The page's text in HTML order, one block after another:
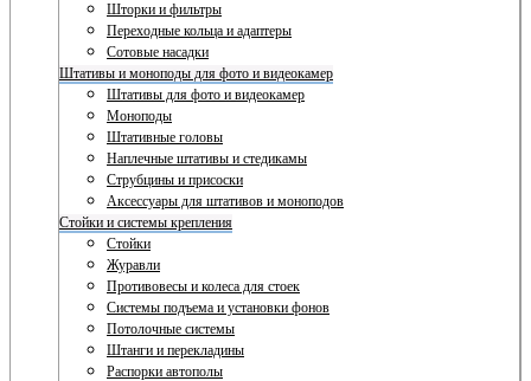
Шторки и фильтры
Переходные кольца и адаптеры
Сотовые насадки
Штативы и моноподы для фото и видеокамер
Штативы для фото и видеокамер
Моноподы
Штативные головы
Наплечные штативы и стедикамы
Струбцины и присоски
Аксессуары для штативов и моноподов
Стойки и системы крепления
Стойки
Журавли
Противовесы и колеса для стоек
Системы подъема и установки фонов
Потолочные системы
Штанги и перекладины
Распорки автополы